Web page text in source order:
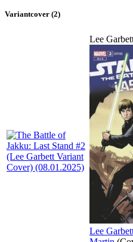
Variantcover (2)
Lee
Lee